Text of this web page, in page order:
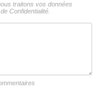
traitons vos données
Confidentialité.